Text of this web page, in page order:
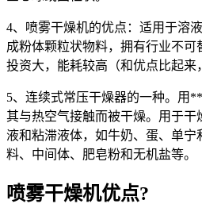
4、喷雾干燥机的优点：适用于溶
成粉体颗粒状物料，拥有行业不可
投资大，能耗较高（和优点比起来
5、连续式常压干燥器的一种。用
其与热空气接触而被干燥。用于干
液和粘滞液体，如牛奶、蛋、单
料、中间体、肥皂粉和无机盐等。
喷雾干燥机优点?